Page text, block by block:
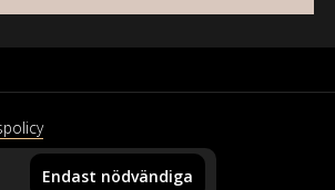
Endast nödvändiga